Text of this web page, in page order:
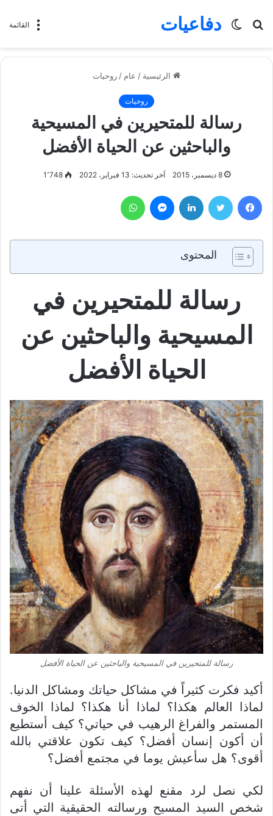
القائمة دفاعيات
بحث
الوضع
الرئيسية / عام / روحيات
روحيات
رسالة للمتحيرين في المسيحية
والباحثين عن الحياة الأفضل
8 ديسمبر، 2015 آخر تحديث: 13 فبراير، 2022 1٬748
فيسبوك تويتر لينكدإن ماسنجر
المحتوى
رسالة للمتحيرين في
المسيحية والباحثين عن
الحياة الأفضل
رسالة للمتحيرين في المسيحية والباحثين عن الحياة الأفضل
أكيد فكرت كثيراً في مشاكل حياتك ومشاكل الدنيا.
لماذا العالم هكذا؟ لماذا أنا هكذا؟ لماذا الخوف
المستمر والفراغ الرهيب في حياتي؟ كيف أستطيع
أن أكون إنسان أفضل؟ كيف تكون علاقتي بالله
أقوى؟ هل سأعيش يوما في مجتمع أفضل؟
لكي نصل لرد مقنع لهذه الأسئلة علينا أن نفهم
شخص السيد المسيح ورسالته الحقيقية التي أتى